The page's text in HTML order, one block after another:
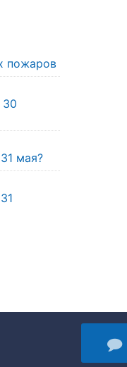
пожаров
мая?